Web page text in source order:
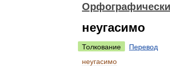
неугасимо
Толкование
Перевод
неугасимо